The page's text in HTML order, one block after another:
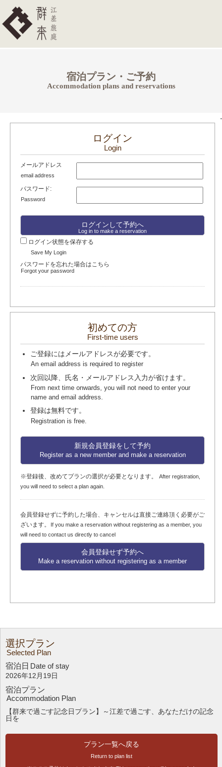
宿泊プラン・ご予約
Accommodation plans and reservations
ログイン
Login
メールアドレス
email address
パスワード:
Password
Log in to make a reservation
ログイン状態を保存する
Save My Login
パスワードを忘れた場合はこちら
Forgot your password
初めての方
First-time users
ご登録にはメールアドレスが必要です。
An email address is required to register
次回以降、氏名・メールアドレス入力が省けます。
From next time onwards, you will not need to enter your
name and email address.
登録は無料です。
Registration is free.
新規会員登録をして予約
Register as a new member and make a reservation
※登録後、改めてプランの選択が必要となります。
After registration,
you will need to select a plan again.
会員登録せずに予約した場合、キャンセルは直接ご連絡頂く必要がご
ざいます。
If you make a reservation without registering as a member, you
will need to contact us directly to cancel
会員登録せず予約へ
Make a reservation without registering as a member
.
選択プラン
Selected Plan
宿泊日 Date of stay
2026年12月19日
宿泊プラン
Accommodation Plan
【群来で過ごす記念日プラン】～江差で過ごす、あなただけの記念
日を
プラン一覧へ戻る
Return to plan list